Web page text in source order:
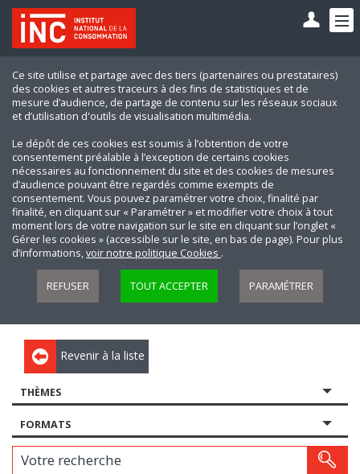
Ce site utilise et partage avec des tiers (partenaires ou prestataires)
des cookies et autres traceurs à des fins de statistiques et de
mesure d’audience, de partage de contenu sur les réseaux sociaux
et d’utilisation d'outils de visualisation multimédia.
Le dépôt de ces cookies est soumis à l’obtention de votre
consentement préalable à l’exception de certains cookies
nécessaires au fonctionnement du site et des cookies de mesures
d’audience pouvant être regardés comme exempts de
consentement. Vous pouvez paramétrer votre choix, finalité par
finalité, en cliquant sur « Paramétrer » et modifier votre choix à tout
moment lors de votre navigation sur le site en cliquant sur l’onglet «
Gérer les cookies » (accessible sur le site, en bas de page). Pour plus
d’informations,voir notre politique Cookies .
REFUSER TOUT ACCEPTER PARAMÉTRER
Revenir à la liste
THÈMES
FORMATS
Votre recherche